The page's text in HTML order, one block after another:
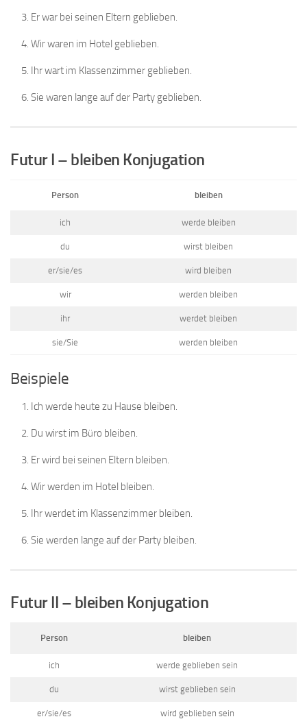
Er war bei seinen Eltern geblieben.
Wir waren im Hotel geblieben.
Ihr wart im Klassenzimmer geblieben.
Sie waren lange auf der Party geblieben.
Futur I – bleiben Konjugation
Person bleiben
ich werde bleiben
du wirst bleiben
er/sie/es wird bleiben
wir werden bleiben
ihr werdet bleiben
sie/Sie werden bleiben
Beispiele
Ich werde heute zu Hause bleiben.
Du wirst im Büro bleiben.
Er wird bei seinen Eltern bleiben.
Wir werden im Hotel bleiben.
Ihr werdet im Klassenzimmer bleiben.
Sie werden lange auf der Party bleiben.
Futur II – bleiben Konjugation
Person bleiben
ich werde geblieben sein
du wirst geblieben sein
er/sie/es wird geblieben sein